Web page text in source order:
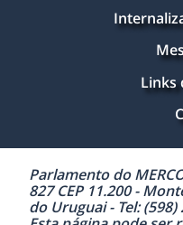
Links
Parlamento do
827 CEP 11.200 -
do Uruguai - Tel: (598)